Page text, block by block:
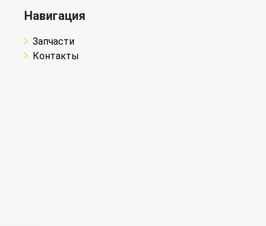
Навигация
Запчасти
Контакты